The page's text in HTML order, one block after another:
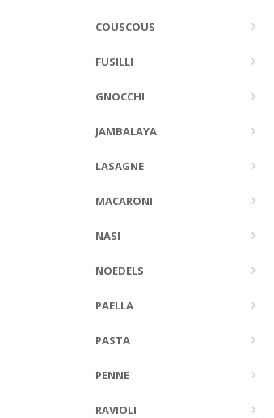
COUSCOUS
FUSILLI
GNOCCHI
JAMBALAYA
LASAGNE
MACARONI
NASI
NOEDELS
PAELLA
PASTA
PENNE
RAVIOLI